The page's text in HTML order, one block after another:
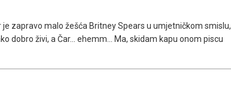
zapravo malo žešća Britney Spears u umjetničkom smislu,
dobro živi, a Čar... ehemm... Ma, skidam kapu onom piscu